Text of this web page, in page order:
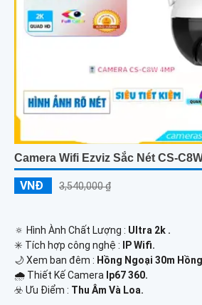
Camera Wifi Ezviz Sắc Nét CS-
VNĐ 3,540,000 ₫
🔅 Hình Ành Chất Lượng : Ultra 2k .
✳️ Tích hợp công nghệ :
IP Wifi.
🌙 Xem ban đêm : Hồng Ngoại 30m
🌧️ Thiết Kế Camera Ip67 360.
️☣️ Ưu Điểm : Thu Âm Và Loa.